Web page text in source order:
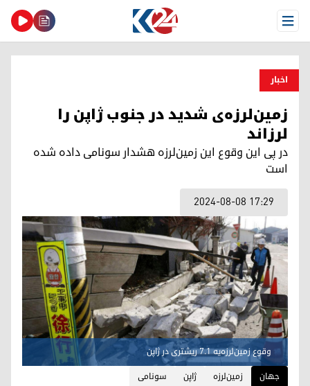
Open Menu
اخبار
زمین‌لرزه‌ی شدید در جنوب ژاپن را
لرزاند
در پی این وقوع این زمین‌لرزه هشدار سونامی داده شده
است
2024-08-08 17:29
وقوع زمین‌لرزه‌یه ٧.١ ریشتری در ژاپن
جهان
زمین‌لرزه ژاپن سونامی